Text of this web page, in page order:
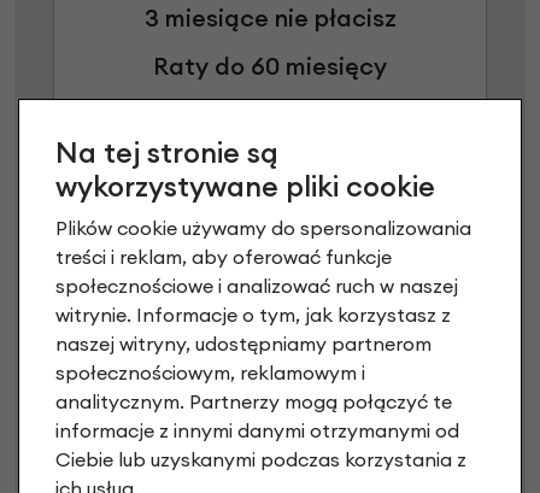
3 miesiące nie płacisz
Raty do 60 miesięcy
Poznaj szczegóły
Raty 0%
Na tej stronie są
wykorzystywane pliki cookie
Plików cookie używamy do spersonalizowania
treści i reklam, aby oferować funkcje
społecznościowe i analizować ruch w naszej
witrynie. Informacje o tym, jak korzystasz z
naszej witryny, udostępniamy partnerom
społecznościowym, reklamowym i
analitycznym. Partnerzy mogą połączyć te
informacje z innymi danymi otrzymanymi od
Ciebie lub uzyskanymi podczas korzystania z